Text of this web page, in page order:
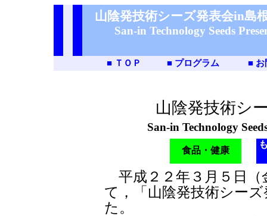
山陰発技術シーズ発表会in島
San-in Technology Seeds
■ ＴＯＰ ■ プログラム ■ お
山陰発技術シ
San-in Technology
食品・健康
平成２２年３月５日（
て，「山陰発技術シー
た。